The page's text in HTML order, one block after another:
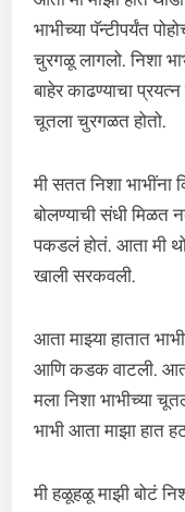
भाभीच्या पॅन्टीपर्यंत
चुरगळू लागलो. निशा
बाहेर काढण्याचा
चूतला चुरगळत होतो.
मी सतत निशा भाभींना
बोलण्याची संधी मिळत
पकडलं होतं. आता मी
खाली सरकवली.
आता माझ्या हातात
आणि कडक वाटली.
मला निशा भाभीच्या
भाभी आता माझा हात
मी हळूहळू माझी बोटं